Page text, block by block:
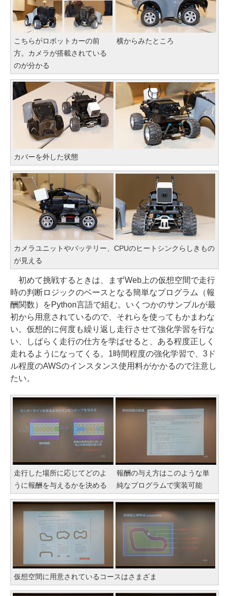
こちらがロボットカーの前
方。カメラが搭載されている
のが分かる
横からみたところ
カバーを外した状態
カメラユニットやバッテリー、CPUのヒートシンクらしきもの
が見える
初めて挑戦するときは、まずWeb上の仮想空間で走行
時の判断ロジックのベースとなる簡単なプログラム（報
酬関数）をPython言語で組む。いくつかのサンプルが最
初から用意されているので、それらを使ってもかまわな
い。仮想的に何度も繰り返し走行させて強化学習を行な
い、しばらく走行の仕方を学ばせると、ある程度正しく
走れるようになってくる。1時間程度の強化学習で、3ド
ル程度のAWSのインスタンス使用料がかかるので注意し
たい。
走行した場所に応じてどのよ
うに報酬を与えるかを決める
報酬の与え方はこのような単
純なプログラムで実装可能
仮想空間に用意されているコースはさまざま